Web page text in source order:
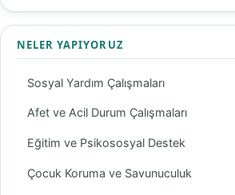
NELER YAPIYORUZ
Sosyal Yardım Çalışmaları
Afet ve Acil Durum Çalışmaları
Eğitim ve Psikososyal Destek
Çocuk Koruma ve Savunuculuk